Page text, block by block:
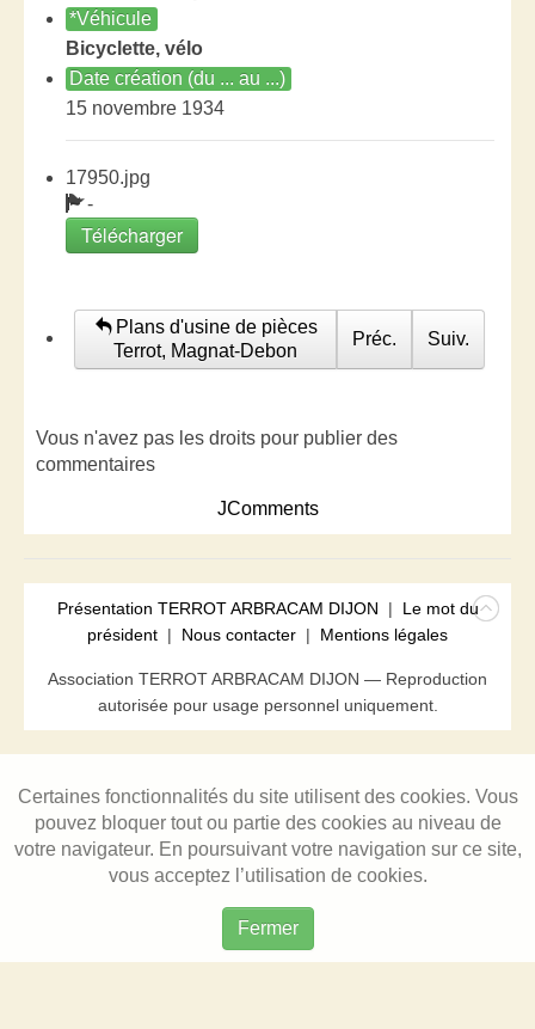
*Véhicule
Bicyclette, vélo
Date création (du ... au ...)
15 novembre 1934
17950.jpg
-
Télécharger
Plans d'usine de pièces
Terrot, Magnat-Debon
Préc. Suiv.
Vous n'avez pas les droits pour publier des
commentaires
JComments
Présentation TERROT ARBRACAM DIJON | Le mot du
président | Nous contacter | Mentions légales
Association TERROT ARBRACAM DIJON — Reproduction
autorisée pour usage personnel uniquement.
Certaines fonctionnalités du site utilisent des cookies. Vous
pouvez bloquer tout ou partie des cookies au niveau de
votre navigateur. En poursuivant votre navigation sur ce site,
vous acceptez l’utilisation de cookies.
Fermer